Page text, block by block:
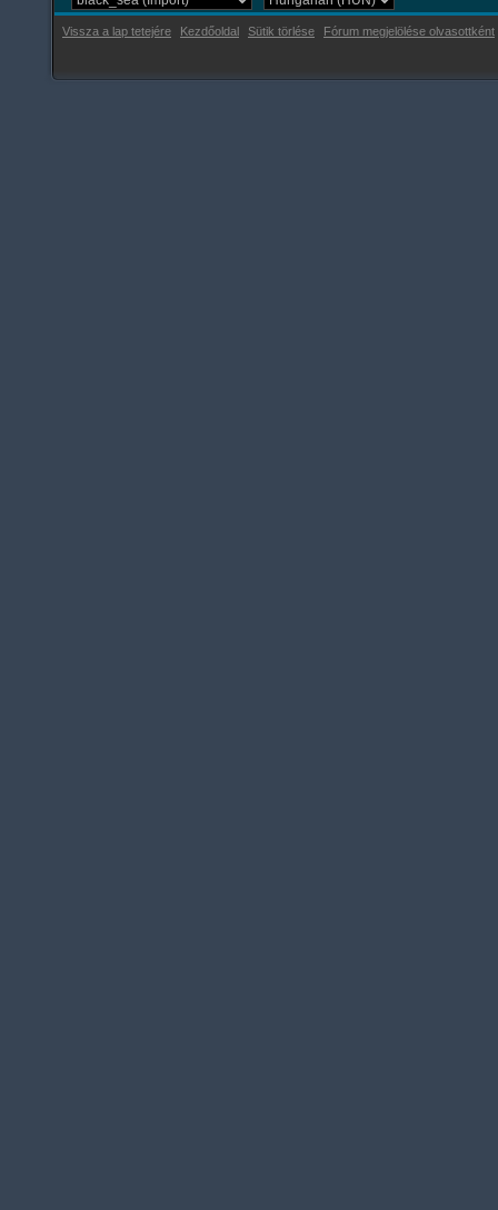
Vissza a lap tetejére Kezdőoldal Sütik törlése Fórum megjelölése olvasottként